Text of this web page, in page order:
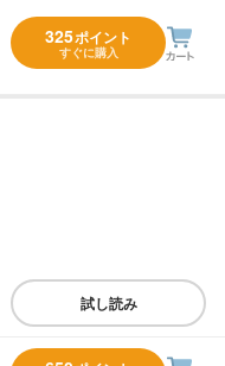
325ポイント
すぐに購入
試し読み